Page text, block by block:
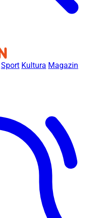
Sport Kultura Magazin